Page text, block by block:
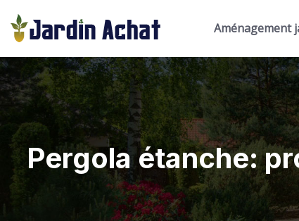
Aménagement
Pergola étanche: